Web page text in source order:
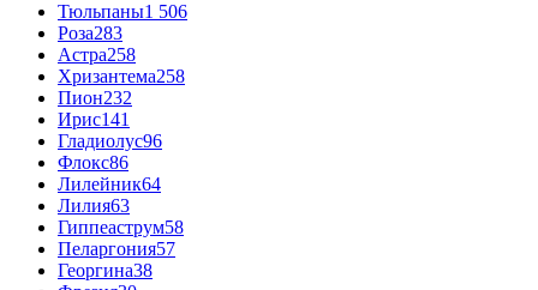
Тюльпаны1 506
Роза283
Астра258
Хризантема258
Пион232
Ирис141
Гладиолус96
Флокс86
Лилейник64
Лилия63
Гиппеаструм58
Пеларгония57
Георгина38